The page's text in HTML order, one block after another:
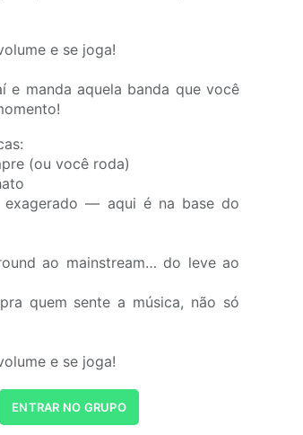
e se joga!
e manda aquela banda que você
(ou você roda)
exagerado — aqui é na base do
ao mainstream… do leve ao
quem sente a música, não só
e se joga!
ENTRAR NO GRUPO